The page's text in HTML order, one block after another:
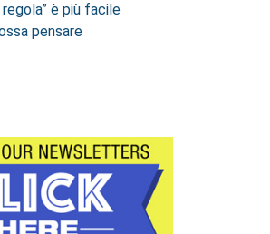
regola” è più facile
pensare